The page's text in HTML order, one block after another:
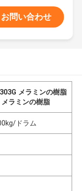
お問い合わせ
303G メラミンの樹脂
ラミンの樹脂
ドラム